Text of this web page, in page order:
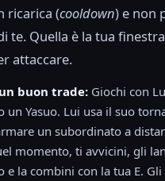
ricarica (cooldown) e non
te. Quella è la tua
attaccare.
buon trade: Giochi con
un Yasuo. Lui usa il suo
un subordinato a
momento, ti avvicini, gli
e la combini con la tua E.